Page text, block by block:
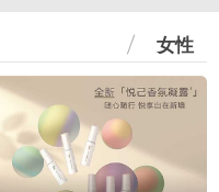
女性